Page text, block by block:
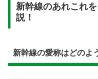
新幹線のあれこれ
説！
新幹線の愛称はどのよ